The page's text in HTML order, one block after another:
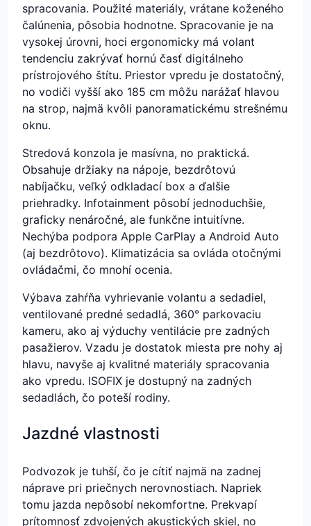
spracovania. Použité materiály, vrátane koženého
čalúnenia, pôsobia hodnotne. Spracovanie je na
vysokej úrovni, hoci ergonomicky má volant
tendenciu zakrývať hornú časť digitálneho
prístrojového štítu. Priestor vpredu je dostatočný,
no vodiči vyšší ako 185 cm môžu narážať hlavou
na strop, najmä kvôli panoramatickému strešnému
oknu.
Stredová konzola je masívna, no praktická.
Obsahuje držiaky na nápoje, bezdrôtovú
nabíjačku, veľký odkladací box a ďalšie
priehradky. Infotainment pôsobí jednoduchšie,
graficky nenáročné, ale funkčne intuitívne.
Nechýba podpora Apple CarPlay a Android Auto
(aj bezdrôtovo). Klimatizácia sa ovláda otočnými
ovládačmi, čo mnohí ocenia.
Výbava zahŕňa vyhrievanie volantu a sedadiel,
ventilované predné sedadlá, 360° parkovaciu
kameru, ako aj výduchy ventilácie pre zadných
pasažierov. Vzadu je dostatok miesta pre nohy aj
hlavu, navyše aj kvalitné materiály spracovania
ako vpredu. ISOFIX je dostupný na zadných
sedadlách, čo poteší rodiny.
Jazdné vlastnosti
Podvozok je tuhší, čo je cítiť najmä na zadnej
náprave pri priečnych nerovnostiach. Napriek
tomu jazda nepôsobí nekomfortne. Prekvapí
prítomnosť zdvojených akustických skiel, no